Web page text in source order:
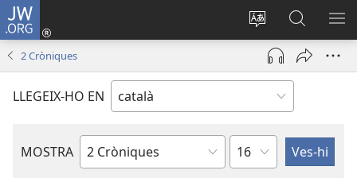
JW.ORG
Canvia
d’idioma
Inicia
sessió
(obre
finestra
Cerca
jw.org
2 Cròniques
LLEGEIX-HO EN
MOSTRA
Llibre
Capítol